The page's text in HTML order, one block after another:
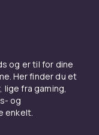
ekstra
i vores
og er til for dine
Her finder du et
fra gaming,
og
enkelt.